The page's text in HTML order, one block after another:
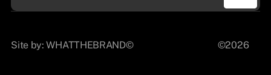
Site by:WHATTHEBRAND© ©2026